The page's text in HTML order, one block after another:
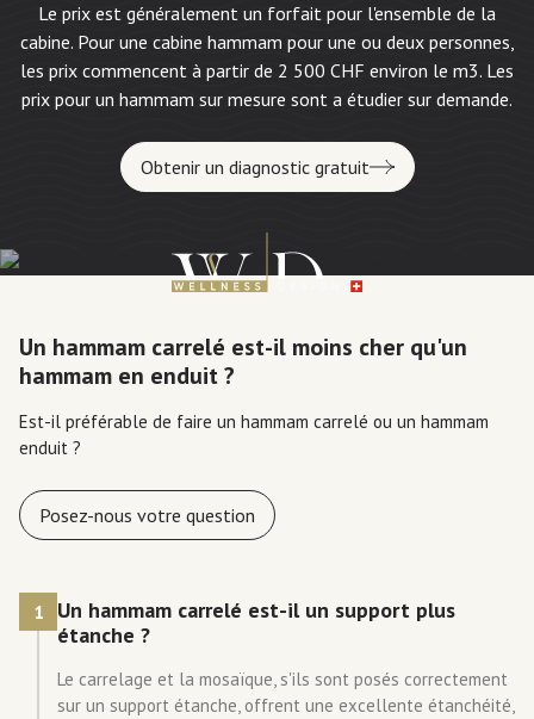
Le prix est généralement un forfait pour l'ensemble de la
cabine. Pour une cabine hammam pour une ou deux personnes,
les prix commencent à partir de 2 500 CHF environ le m3. Les
prix pour un hammam sur mesure sont a étudier sur demande.
Obtenir un diagnostic gratuit
Un hammam carrelé est-il moins cher qu'un
hammam en enduit ?
Est-il préférable de faire un hammam carrelé ou un hammam
enduit ?
Posez-nous votre question
1
Un hammam carrelé est-il un support plus
étanche ?
Le carrelage et la mosaïque, s'ils sont posés correctement
sur un support étanche, offrent une excellente étanchéité,